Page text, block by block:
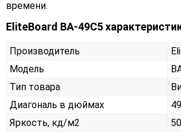
времени.
EliteBoard BA-49C5
Производитель
Модель
Тип товара
Диагональ в дюймах
Яркость, кд/м2